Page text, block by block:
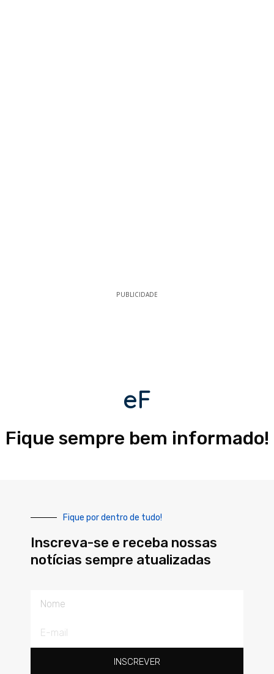
PUBLICIDADE
eF
Fique sempre bem informado!
Fique por dentro de tudo!
Inscreva-se e receba nossas
notícias sempre atualizadas
INSCREVER